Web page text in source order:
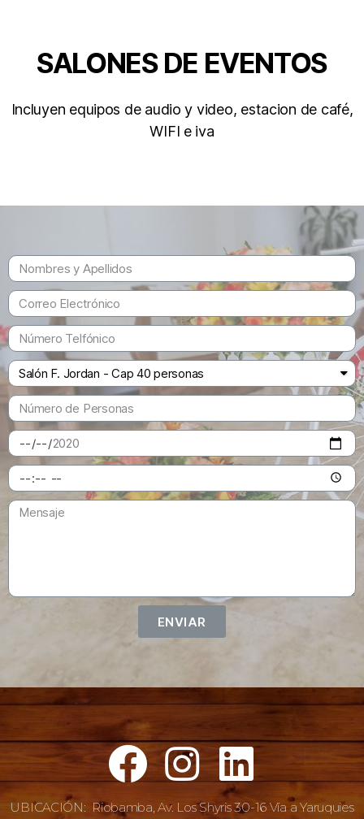
SALONES DE EVENTOS
Incluyen equipos de audio y video, estacion de café,
WIFI e iva
ENVIAR
UBICACIÓN: Riobamba, Av. Los Shyris 30-16 Vía a Yaruquies